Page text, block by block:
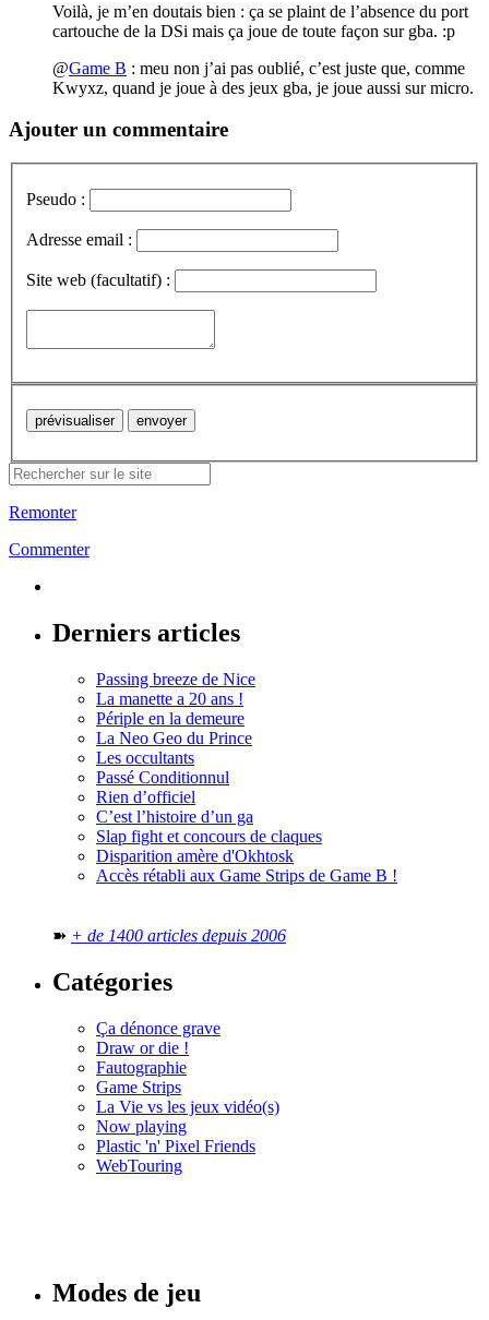
Voilà, je m’en doutais bien : ça se plaint de l’absence du port
cartouche de la DSi mais ça joue de toute façon sur gba. :p
@Game B : meu non j’ai pas oublié, c’est juste que, comme
Kwyxz, quand je joue à des jeux gba, je joue aussi sur micro.
Ajouter un commentaire
Pseudo :
Adresse email :
Site web (facultatif) :
Remonter
Commenter
Derniers articles
Passing breeze de Nice
La manette a 20 ans !
Périple en la demeure
La Neo Geo du Prince
Les occultants
Passé Conditionnul
Rien d’officiel
C’est l’histoire d’un ga
Slap fight et concours de claques
Disparition amère d'Okhtosk
Accès rétabli aux Game Strips de Game B !
➽ + de 1400 articles depuis 2006
Catégories
Ça dénonce grave
Draw or die !
Fautographie
Game Strips
La Vie vs les jeux vidéo(s)
Now playing
Plastic 'n' Pixel Friends
WebTouring
Modes de jeu